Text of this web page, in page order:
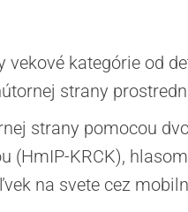
kategórie od
strany
strany pomocou
KRCK),
na svete cez